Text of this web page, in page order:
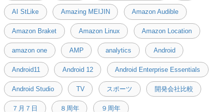
AI StLike Amazing MEIJIN Amazon Audible
Amazon Braket Amazon Linux Amazon Location
amazon one AMP analytics Android
Android11 Android 12 Android Enterprise Essentials
Android Studio TV スポーツ 開発会社比較
７月７日 ８周年 ９周年